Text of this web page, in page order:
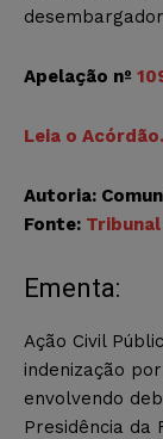
Apelação nº
Leia o Acórdão.
Autoria:
Fonte:
Ementa:
Ação Civil
indenização
envolvendo
Presidência da